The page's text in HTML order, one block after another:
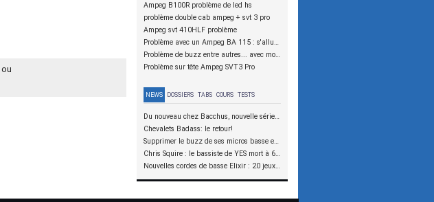
Ampeg B100R problème de led hs
problème double cab ampeg + svt 3 pro
Ampeg svt 410HLF problème
Problème avec un Ampeg BA 115 : s'allume mais plus de son du tout!
Problème de buzz entre autres... avec mon Ampeg BA 115 HPT
Problème sur tête Ampeg SVT3 Pro
NEWS DOSSIERS TABS COURS TESTS
Du nouveau chez Bacchus, nouvelle série SCD
Chevalets Badass: le retour!
Supprimer le buzz de ses micros basse en reliant les aimants à la masse
Chris Squire : le bassiste de YES mort à 67 ans
Nouvelles cordes de basse Elixir : 20 jeux à tester !
ou